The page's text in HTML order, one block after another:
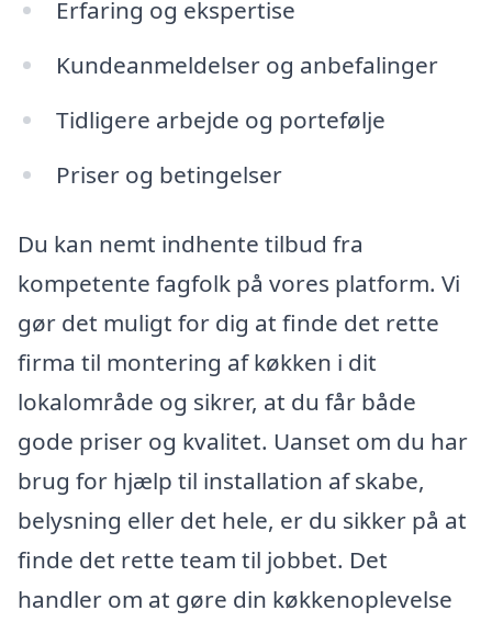
Erfaring og ekspertise
Kundeanmeldelser og anbefalinger
Tidligere arbejde og portefølje
Priser og betingelser
Du kan nemt indhente tilbud fra
kompetente fagfolk på vores platform. Vi
gør det muligt for dig at finde det rette
firma til montering af køkken i dit
lokalområde og sikrer, at du får både
gode priser og kvalitet. Uanset om du har
brug for hjælp til installation af skabe,
belysning eller det hele, er du sikker på at
finde det rette team til jobbet. Det
handler om at gøre din køkkenoplevelse